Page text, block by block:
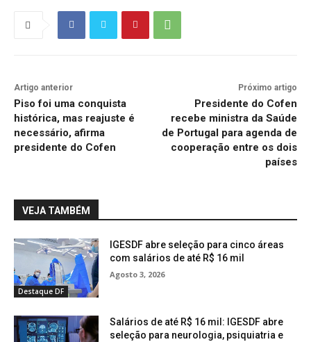
Artigo anterior
Piso foi uma conquista
histórica, mas reajuste é
necessário, afirma
presidente do Cofen
Próximo artigo
Presidente do Cofen
recebe ministra da Saúde
de Portugal para agenda de
cooperação entre os dois
países
VEJA TAMBÉM
Destaque DF
IGESDF abre seleção para cinco áreas
com salários de até R$ 16 mil
Agosto 3, 2026
Salários de até R$ 16 mil: IGESDF abre
seleção para neurologia, psiquiatria e